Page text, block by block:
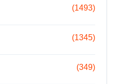
(1493)
(1345)
(349)